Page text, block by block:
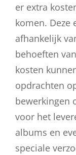
er extra
komen. Deze
afhankelijk
behoeften
kosten
opdrachten
bewerkingen
voor het
albums en
speciale